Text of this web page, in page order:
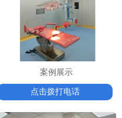
案例展示
点击拨打电话